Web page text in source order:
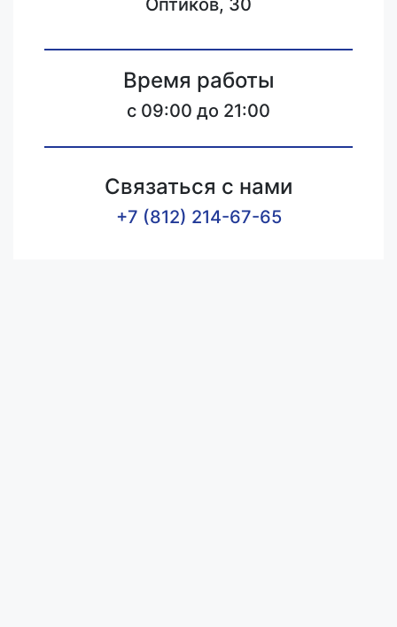
Оптиков, 30
Время работы
c 09:00 до 21:00
Связаться с нами
+7 (812) 214-67-65